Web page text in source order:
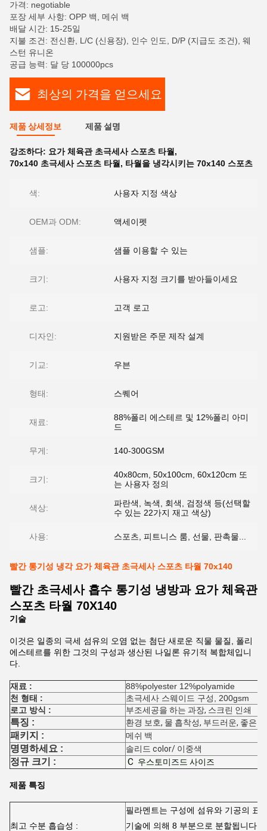
가격: negotiable
포장 세부 사항: OPP 백, 메쉬 백
배달 시간: 15-25일
지불 조건: 전신환, L/C (신용장), 인수 인도, D/P (지급도 조건), 웨
스턴 유니온
공급 능력: 달 당 100000pcs
최상의 가격을 얻으세요
제품 상세정보 제품 설명
강조하다: 요가 체육관 초극세사 스포츠 타월 ,
70x140 초극세사 스포츠 타월 , 타월을 냉각시키는 70x140 스포츠
색: 사용자 지정 색상
OEM과 ODM: 액세이펫
샘플: 샘플 이용할 수 있는
크기: 사용자 지정 크기를 받아들이세요
로고: 고객 로고
디자인: 지원받은 주문 제작 설계
기교: 우븐
형태: 스퀘어
재료:
88%폴리 에스테르 및 12%폴리 아미
드
무게: 140-300GSM
크기:
40x80cm, 50x100cm, 60x120cm 또
는 사용자 정의
색상:
파란색, 녹색, 회색, 검정색 등(선택할
수 있는 22가지 재고 색상)
사용: 스포츠, 피트니스 룸, 선물, 판촉물...
빨간 통기성 냉각 요가 체육관 초극세사 스포츠 타월 70x140
빨간 초극세사 흡수 통기성 냉방과 요가 체육관
스포츠 타월 70X140
기술
이것은 일종의 극세 섬유의 오염 없는 첨단 새로운 직물 물질, 폴리
에스테르를 위한 그것의 구성과 생산된 나일론 유기적 복합체입니
다.
재료 :
88%polyester 12%polyamide
천 형태 :
초극세사 스웨이드 구성, 200gsm
로고 방식 :
부조세공을 하는 과장, 스크린 인쇄
특징 : 환경 보호, 물 흡착성, 부드러운, 좋은
패키지 : 메쉬 백
명명하세요 : 솔리드 color/ 이중색
정규 크기 : Ｃ 우스토미즈드 사이즈
제품 특징
최고 수분 흡습성 :
필라멘트는 구성에 섬유와 기공의 표
기술에 의해 8 부분으로 분할됩니다.